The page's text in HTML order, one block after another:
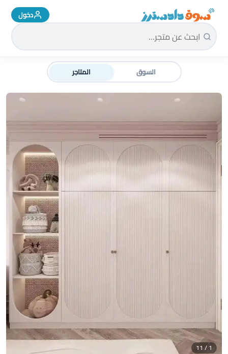
سوق دادسترز الرئيسية دخول
السوق المتاجر
1 / 11